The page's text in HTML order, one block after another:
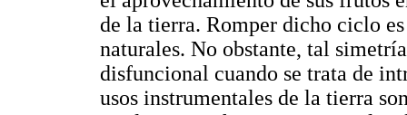
de la tierra. Romper dicho ciclo
naturales. No obstante, tal
disfuncional cuando se trata de
usos instrumentales de la tierra